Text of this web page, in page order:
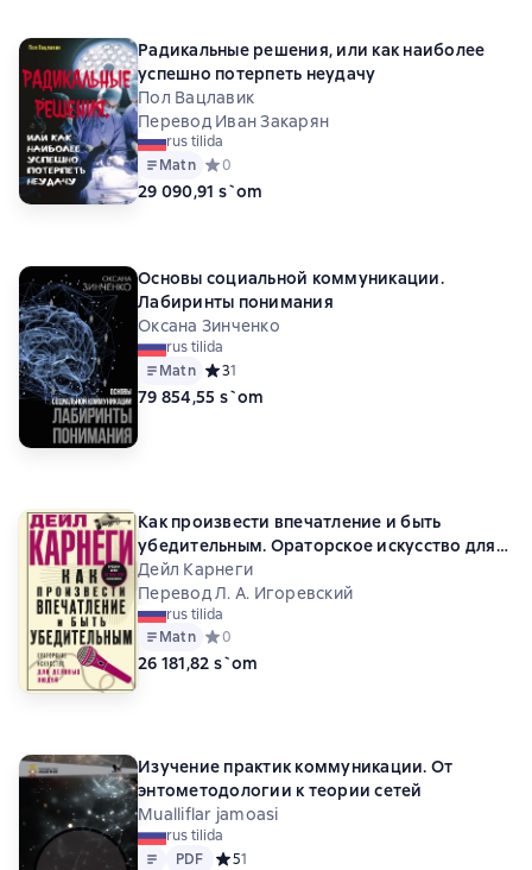
Радикальные решения, или как наиболее
успешно потерпеть неудачу
Пол Вацлавик
Перевод Иван Закарян
rus tilida
Matn Средний рейтинг 0 на основе 0 оценок
0
29 090,91 s`om
Основы социальной коммуникации.
Лабиринты понимания
Оксана Зинченко
rus tilida
Matn Средний рейтинг 3 на основе 1 оценок
31
79 854,55 s`om
Как произвести впечатление и быть
убедительным. Ораторское искусство для
деловых людей
Дейл Карнеги
Перевод Л. А. Игоревский
rus tilida
Matn Средний рейтинг 0 на основе 0 оценок
0
26 181,82 s`om
Изучение практик коммуникации. От
энтометодологии к теории сетей
Mualliflar jamoasi
rus tilida
Matn
PDF
PDF Средний рейтинг 5 на основе 1 оценок
51